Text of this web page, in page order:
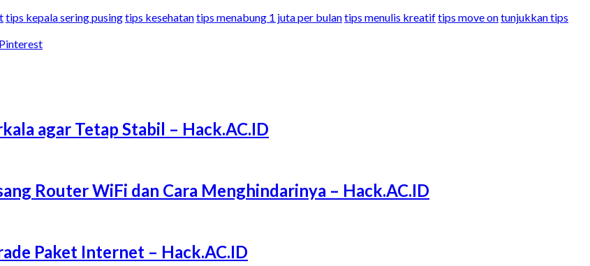
tips kepala sering pusingtips kesehatantips menabung 1 juta per bulantips menulis kreatiftips move ontunjukkan tips
Pinterest
agar Tetap Stabil – Hack.AC.ID
Router WiFi dan Cara Menghindarinya – Hack.AC.ID
Paket Internet – Hack.AC.ID